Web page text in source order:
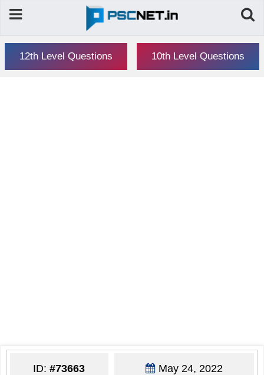
12th Level Questions 10th Level Questions
ID:#73663 May 24, 2022